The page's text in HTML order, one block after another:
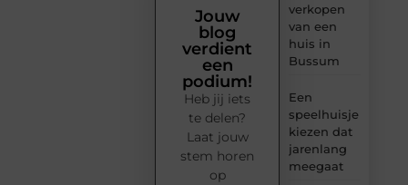
verkopen
van een
huis in
Bussum
Een
speelhuisje
kiezen dat
jarenlang
meegaat
Jouw
blog
verdient
een
podium!
Heb jij iets
te delen?
Laat jouw
stem horen
op